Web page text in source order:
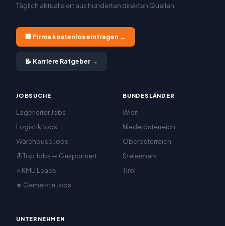
Täglich aktualisiert aus hunderten direkten Quellen.
🏢 Firma kostenlos eintragen →
📝 Karriere Ratgeber →
JOBSUCHE
Lagerleiter Jobs
Logistik Jobs
Warehouse Jobs
🔝Top Jobs — Gesponsert
⭐ KMU Leads
★ Gemerkte Jobs
BUNDESLÄNDER
Wien
Niederösterreich
Oberösterreich
Steiermark
Tirol
UNTERNEHMEN